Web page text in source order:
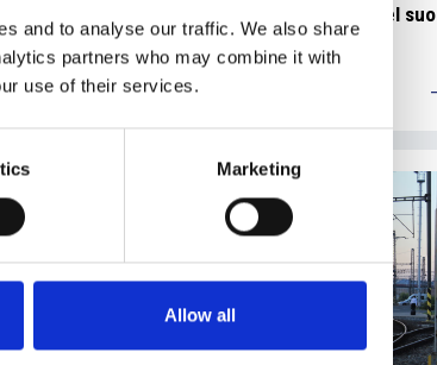
and to analyse our traffic. We also share
partners who may combine it with
use of their services.
Marketing
Allow all
La Škoda avvia la produzione del suo
SUV Peaq
Repubblica Ceca